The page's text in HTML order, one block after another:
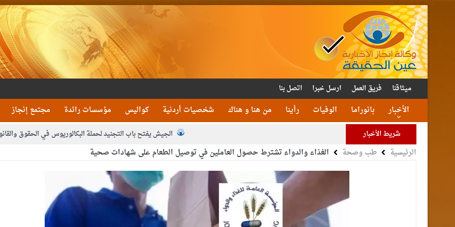
ميثاقنا فريق العمل ارسل خبرا اتصل بنا
الأخبار بانوراما الوفيات رأينا من هنا و هناك شخصيات أردنية كواليس مؤسسات رائدة مجتمع إنجاز
شريط الأخبار
الجيش يفتح باب التجنيد لحملة البكالوريوس في الحقوق
الأمن يتلف 16 مليون حبة كبتاجون و1480 كغم مواد مخدرة
القاضي يلتقي رؤساء تحرير الصحف اليومية ويؤكد حرص مجلس النواب على شراكة فاعلة
الملك يلتقي مجموعة من رفاق السلاح
الملك يتلقى اتصالا هاتفيا من العاهل البحريني
الرئيسية طب وصحة الغذاء والدواء تشترط حصول العاملين في توصيل الطعام على شهادات صحية